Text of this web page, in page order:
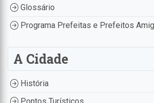
Glossário
Programa Prefeitas e Prefeitos
A Cidade
História